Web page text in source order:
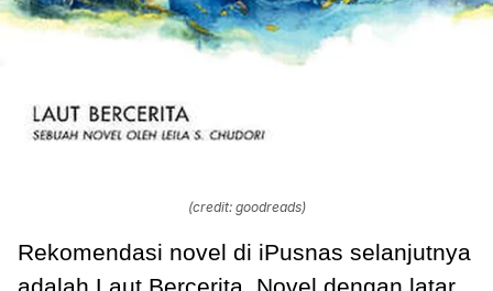
(credit: goodreads)
Rekomendasi novel di iPusnas selanjutnya